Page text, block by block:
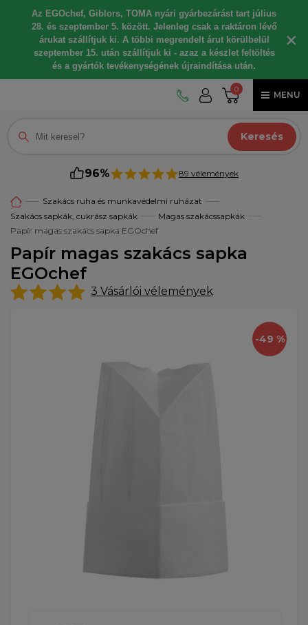
Az EGOchef, Giblors, TOMA nyári gyárbezárást tart július
28. és szeptember 5. között. Jelenleg csak a raktáron lévő
árukat szállítjuk ki. A többi megrendelt árut körülbelül
szeptember 15. után szállítjuk ki - azaz a készlet feltöltés
és a gyártók tevékenységének újraindítása után.
×
0
MENU
Keresés
96% 89 vélemények
Szakács ruha és munkavédelmi ruházat
Szakács sapkák, cukrász sapkák
Magas szakácssapkák
Papír magas szakács sapka EGOchef
Papír magas szakács sapka
EGOchef
3 Vásárlói vélemények
-49 %